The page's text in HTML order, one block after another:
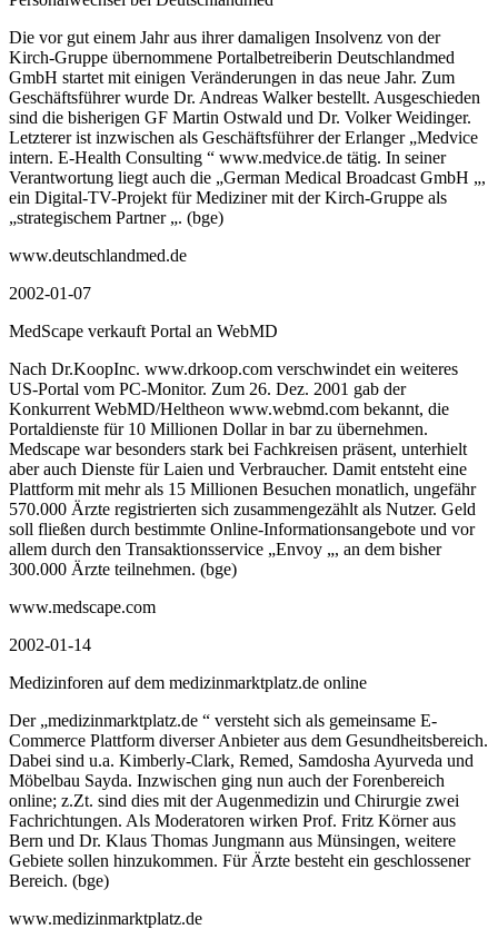
Die vor gut einem Jahr aus ihrer damaligen Insolvenz von der
Kirch-Gruppe übernommene Portalbetreiberin Deutschlandmed
GmbH startet mit einigen Veränderungen in das neue Jahr. Zum
Geschäftsführer wurde Dr. Andreas Walker bestellt. Ausgeschieden
sind die bisherigen GF Martin Ostwald und Dr. Volker Weidinger.
Letzterer ist inzwischen als Geschäftsführer der Erlanger „Medvice
intern. E-Health Consulting “ www.medvice.de tätig. In seiner
Verantwortung liegt auch die „German Medical Broadcast GmbH „,
ein Digital-TV-Projekt für Mediziner mit der Kirch-Gruppe als
„strategischem Partner „. (bge)
www.deutschlandmed.de
2002-01-07
MedScape verkauft Portal an WebMD
Nach Dr.KoopInc. www.drkoop.com verschwindet ein weiteres
US-Portal vom PC-Monitor. Zum 26. Dez. 2001 gab der
Konkurrent WebMD/Heltheon www.webmd.com bekannt, die
Portaldienste für 10 Millionen Dollar in bar zu übernehmen.
Medscape war besonders stark bei Fachkreisen präsent, unterhielt
aber auch Dienste für Laien und Verbraucher. Damit entsteht eine
Plattform mit mehr als 15 Millionen Besuchen monatlich, ungefähr
570.000 Ärzte registrierten sich zusammengezählt als Nutzer. Geld
soll fließen durch bestimmte Online-Informationsangebote und vor
allem durch den Transaktionsservice „Envoy „, an dem bisher
300.000 Ärzte teilnehmen. (bge)
www.medscape.com
2002-01-14
Medizinforen auf dem medizinmarktplatz.de online
Der „medizinmarktplatz.de “ versteht sich als gemeinsame E-
Commerce Plattform diverser Anbieter aus dem Gesundheitsbereich.
Dabei sind u.a. Kimberly-Clark, Remed, Samdosha Ayurveda und
Möbelbau Sayda. Inzwischen ging nun auch der Forenbereich
online; z.Zt. sind dies mit der Augenmedizin und Chirurgie zwei
Fachrichtungen. Als Moderatoren wirken Prof. Fritz Körner aus
Bern und Dr. Klaus Thomas Jungmann aus Münsingen, weitere
Gebiete sollen hinzukommen. Für Ärzte besteht ein geschlossener
Bereich. (bge)
www.medizinmarktplatz.de